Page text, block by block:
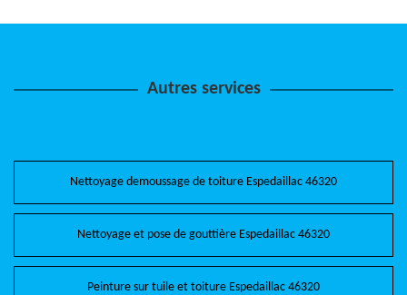
Autres services
Nettoyage demoussage de toiture Espedaillac 46320
Nettoyage et pose de gouttière Espedaillac 46320
Peinture sur tuile et toiture Espedaillac 46320